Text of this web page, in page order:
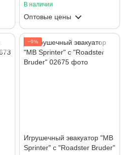
аксессуарами.
В наличии
Оптовые цены
−9%
Игрушечный эвакуатор "MB
Sprinter" с "Roadster Bruder"